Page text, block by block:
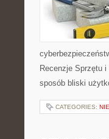
Recenzje Sprzętu
sposób bliski
CATEGORIES: